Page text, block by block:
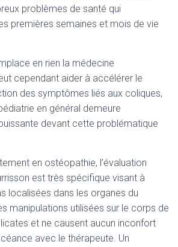
problèmes de santé qui
premières semaines et mois de vie
en rien la médecine
cependant aider à accélérer le
des symptômes liés aux coliques,
en général demeure
devant cette problématique
en ostéopathie, l’évaluation
est très spécifique visant à
localisées dans les organes du
manipulations utilisées sur le corps de
et ne causent aucun inconfort
avec le thérapeute. Un